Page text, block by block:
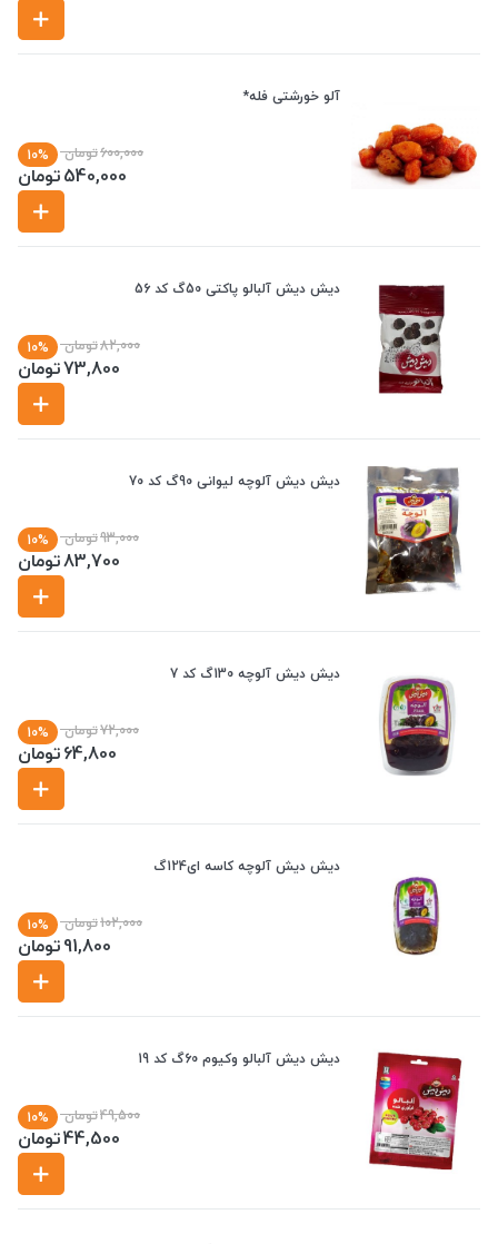
آلو خورشتی فله*
600,000تومان 10%
540,000تومان
دیش دیش آلبالو پاکتی 50گ کد 56
82,000تومان 10%
73,800تومان
دیش دیش آلوچه لیوانی 90گ کد 70
93,000تومان 10%
83,700تومان
دیش دیش آلوچه 130گ کد 7
72,000تومان 10%
64,800تومان
دیش دیش آلوچه کاسه ای124گ
102,000تومان 10%
91,800تومان
دیش دیش آلبالو وکیوم 60گ کد 19
49,500تومان 10%
44,500تومان